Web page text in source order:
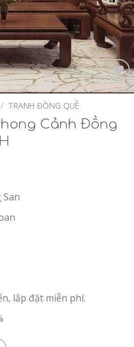
Add to
/ TRANH ĐỒNG QUÊ
Cảnh Đồng
lắp đặt miễn phí.